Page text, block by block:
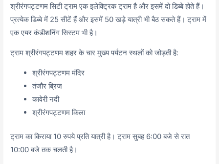
श्रीरंगपट्टणम सिटी ट्राम एक इलेक्ट्रिक ट्राम है और इसमें दो डिब्बे होते हैं।
प्रत्येक डिब्बे में 25 सीटें हैं और इसमें 50 खड़े यात्री भी बैठ सकते हैं। ट्राम में
एक एयर कंडीशनिंग सिस्टम भी है।
ट्राम श्रीरंगपट्टणम शहर के चार मुख्य पर्यटन स्थलों को जोड़ती है:
श्रीरंगपट्टणम मंदिर
तंजौर ब्रिज
कावेरी नदी
श्रीरंगपट्टणम किला
ट्राम का किराया 10 रुपये प्रति यात्री है। ट्राम सुबह 6:00 बजे से रात
10:00 बजे तक चलती है।